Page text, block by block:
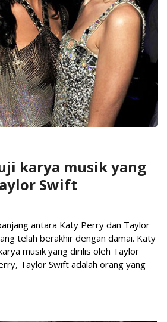
karya musik yang
Swift
antara Katy Perry dan Taylor
telah berakhir dengan damai. Katy
musik yang dirilis oleh Taylor
Taylor Swift adalah orang yang